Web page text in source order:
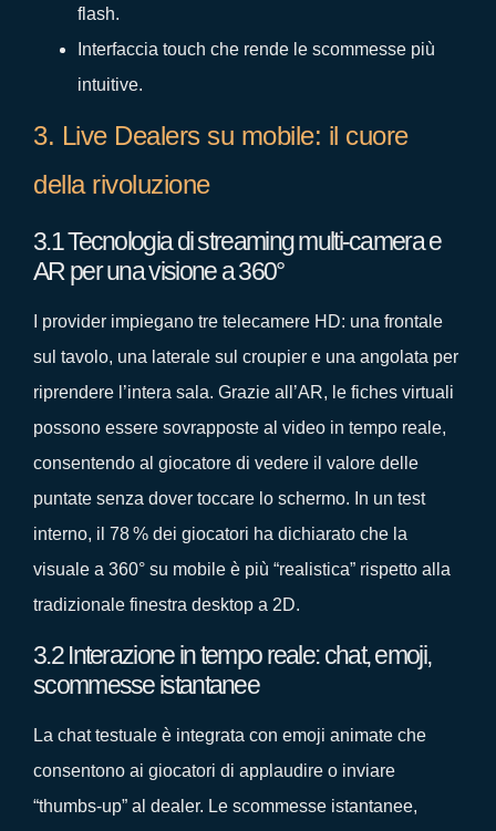
flash.
Interfaccia touch che rende le scommesse più
intuitive.
3. Live Dealers su mobile: il cuore
della rivoluzione
3.1 Tecnologia di streaming multi‑camera e
AR per una visione a 360°
I provider impiegano tre telecamere HD: una frontale
sul tavolo, una laterale sul croupier e una angolata per
riprendere l’intera sala. Grazie all’AR, le fiches virtuali
possono essere sovrapposte al video in tempo reale,
consentendo al giocatore di vedere il valore delle
puntate senza dover toccare lo schermo. In un test
interno, il 78 % dei giocatori ha dichiarato che la
visuale a 360° su mobile è più “realistica” rispetto alla
tradizionale finestra desktop a 2D.
3.2 Interazione in tempo reale: chat, emoji,
scommesse istantanee
La chat testuale è integrata con emoji animate che
consentono ai giocatori di applaudire o inviare
“thumbs‑up” al dealer. Le scommesse istantanee,